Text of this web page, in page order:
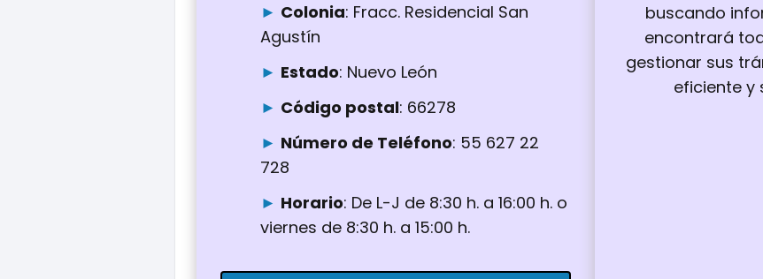
Colonia: Fracc. Residencial San
Agustín
Estado: Nuevo León
Código postal: 66278
Número de Teléfono: 55 627 22
728
Horario: De L-J de 8:30 h. a 16:00 h. o
viernes de 8:30 h. a 15:00 h.
buscando
encontrará
gestionar sus
eficiente y